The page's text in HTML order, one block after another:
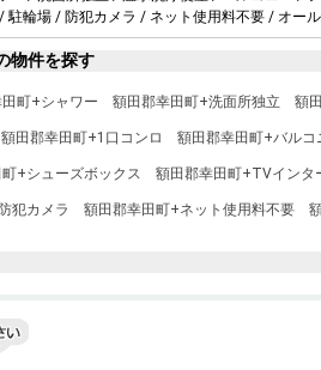
駐輪場 / 防犯カメラ / ネット使用料不要 / オー
物件を探す
町+シャワー 額田郡幸田町+洗面所独立 額
額田郡幸田町+1口コンロ 額田郡幸田町+バルコ
+シューズボックス 額田郡幸田町+TVインタ
犯カメラ 額田郡幸田町+ネット使用料不要